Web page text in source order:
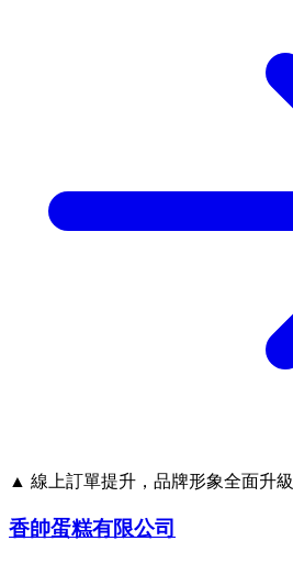
▲ 線上訂單提升，品牌形象全面升級
香帥蛋糕有限公司